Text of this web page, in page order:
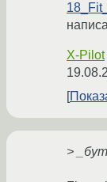
X-Pilot
>